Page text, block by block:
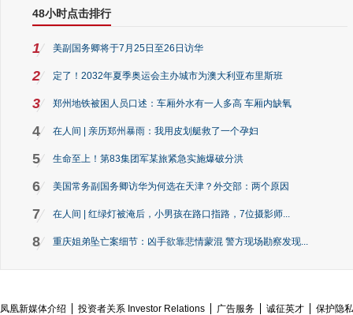
48小时点击排行
1 美副国务卿将于7月25日至26日访华
2 定了！2032年夏季奥运会主办城市为澳大利亚布里斯班
3 郑州地铁被困人员口述：车厢外水有一人多高 车厢内缺氧
4 在人间 | 亲历郑州暴雨：我用皮划艇救了一个孕妇
5 生命至上！第83集团军某旅紧急实施爆破分洪
6 美国常务副国务卿访华为何选在天津？外交部：两个原因
7 在人间 | 红绿灯被淹后，小男孩在路口指路，7位摄影师...
8 重庆姐弟坠亡案细节：凶手欲靠悲情蒙混 警方现场勘察发现...
凤凰新媒体介绍 投资者关系 Investor Relations 广告服务 诚征英才
保护隐